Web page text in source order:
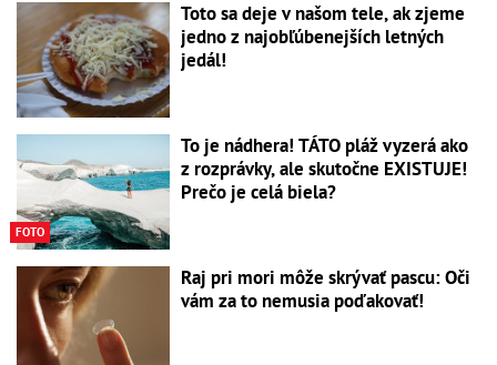
Toto sa deje v našom tele, ak zjeme
jedno z najobľúbenejších letných
jedál!
FOTO
To je nádhera! TÁTO pláž vyzerá ako
z rozprávky, ale skutočne EXISTUJE!
Prečo je celá biela?
Raj pri mori môže skrývať pascu: Oči
vám za to nemusia poďakovať!